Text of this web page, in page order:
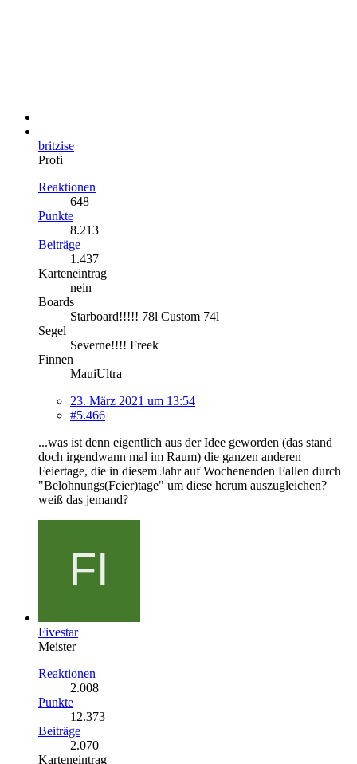
britzise
Profi
Reaktionen
648
Punkte
8.213
Beiträge
1.437
Karteneintrag
nein
Boards
Starboard!!!!! 78l Custom 74l
Segel
Severne!!!! Freek
Finnen
MauiUltra
23. März 2021 um 13:54
#5.466
...was ist denn eigentlich aus der Idee geworden (das stand
doch irgendwann mal im Raum) die ganzen anderen
Feiertage, die in diesem Jahr auf Wochenenden Fallen durch
"Belohnungs(Feier)tage" um diese herum auszugleichen?
weiß das jemand?
Fivestar
Meister
Reaktionen
2.008
Punkte
12.373
Beiträge
2.070
Karteneintrag